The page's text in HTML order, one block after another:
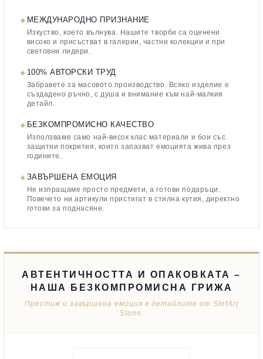
✦ МЕЖДУНАРОДНО ПРИЗНАНИЕ
Изкуство, което вълнува. Нашите творби са оценени
високо и присъстват в галерии, частни колекции и при
световни лидери.
✦ 100% АВТОРСКИ ТРУД
Забравете за масовото производство. Всяко изделие е
създадено ръчно, с душа и внимание към най-малкия
детайл.
✦ БЕЗКОМПРОМИСНО КАЧЕСТВО
Използваме само най-висок клас материали и бои със
защитни покрития, които запазват емоцията жива през
годините.
✦ЗАВЪРШЕНА ЕМОЦИЯ
Не изпращаме просто предмети, а готови подаръци.
Повечето ни артикули пристигат в стилна кутия, директно
готови за поднасяне.
АВТЕНТИЧНОСТТА И ОПАКОВКАТА –
НАША БЕЗКОМПРОМИСНА ГРИЖА
Престиж и завършена емоция в детайлите от StefArt
Stone.